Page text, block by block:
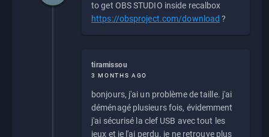
to get OBS STUDIO inside recalbox
https://obsproject.com/download ?
tiramissou
3 MONTHS AGO
bonjours, j'ai un problème de taille. j'ai
déménagé plusieurs fois, évidemment
j'ai sécurisé la clef USB avec tout les
jeux et je l'ai perdu. je ne retrouve plus